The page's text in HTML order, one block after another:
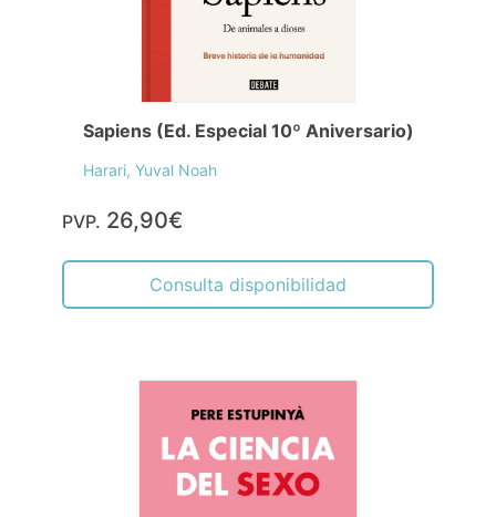
Sapiens (Ed. Especial 10º Aniversario)
Harari, Yuval Noah
PVP. 26,90€
Consulta disponibilidad